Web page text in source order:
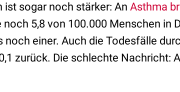
ist sogar noch stärker: An Asthma
5,8 von 100.000 Menschen in
noch einer. Auch die Todesfälle
zurück. Die schlechte Nachricht: